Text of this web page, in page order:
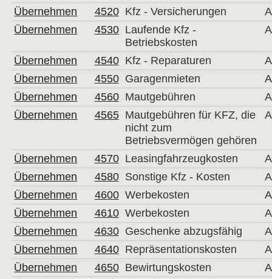
Übernehmen
4520 Kfz - Versicherungen
Übernehmen
4530 Laufende Kfz -
Betriebskosten
Übernehmen 4540 Kfz - Reparaturen
Übernehmen
4550 Garagenmieten
Übernehmen
4560 Mautgebühren
Übernehmen
4565 Mautgebühren für KFZ, die
nicht zum
Betriebsvermögen gehören
Übernehmen 4570 Leasingfahrzeugkosten
Übernehmen
4580 Sonstige Kfz - Kosten
Übernehmen
4600 Werbekosten
Übernehmen
4610 Werbekosten
Übernehmen
4630 Geschenke abzugsfähig
Übernehmen
4640 Repräsentationskosten
Übernehmen
4650 Bewirtungskosten